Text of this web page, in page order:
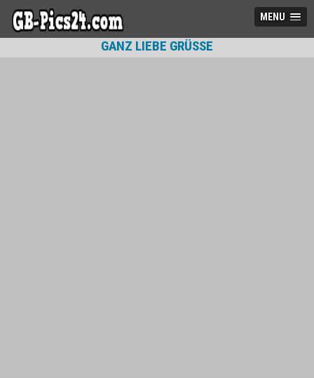
MENU
GANZ LIEBE GRÜSSE